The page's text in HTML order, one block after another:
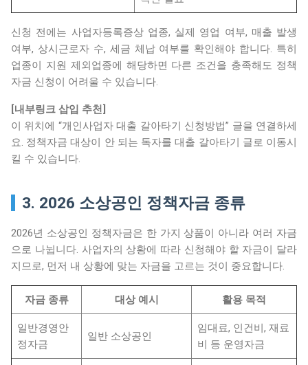
신청 전에는 사업자등록증상 업종, 실제 영업 여부, 매출 발생
여부, 상시근로자 수, 세금 체납 여부를 확인해야 합니다. 특히
업종이 지원 제외업종에 해당하면 다른 조건을 충족해도 정책
자금 신청이 어려울 수 있습니다.
[내부링크 삽입 추천]
이 위치에 “개인사업자 대출 갈아타기 신청방법” 글을 연결하세
요. 정책자금 대상이 안 되는 독자를 대출 갈아타기 글로 이동시
킬 수 있습니다.
3. 2026 소상공인 정책자금 종류
2026년 소상공인 정책자금은 한 가지 상품이 아니라 여러 자금
으로 나뉩니다. 사업자의 상황에 따라 신청해야 할 자금이 달라
지므로, 먼저 내 상황에 맞는 자금을 고르는 것이 중요합니다.
자금 종류 대상 예시 활용 목적
일반경영안
정자금
일반 소상공인
임대료, 인건비, 재료
비 등 운영자금